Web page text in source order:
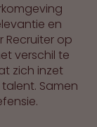
en
Recruiter op
verschil te
zich inzet
Samen